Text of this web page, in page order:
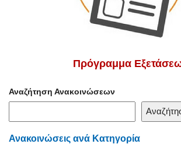
Πρόγραμμα
Αναζήτηση Ανακοινώσεων
Ανακοινώσεις ανά Κατηγορία